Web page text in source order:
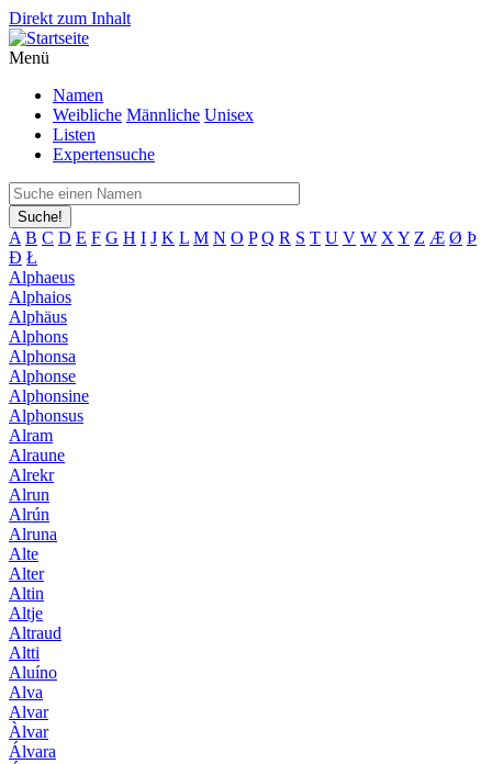
Direkt zum Inhalt
Menü
Namen
Weibliche Männliche Unisex
Listen
Expertensuche
Suche!
A B C D E F G H I J K L M N O P Q R S T U V W X Y Z Æ Ø Þ
Đ Ł
Alphaeus
Alphaios
Alphäus
Alphons
Alphonsa
Alphonse
Alphonsine
Alphonsus
Alram
Alraune
Alrekr
Alrun
Alrún
Alruna
Alte
Alter
Altin
Altje
Altraud
Altti
Aluíno
Alva
Alvar
Àlvar
Álvara